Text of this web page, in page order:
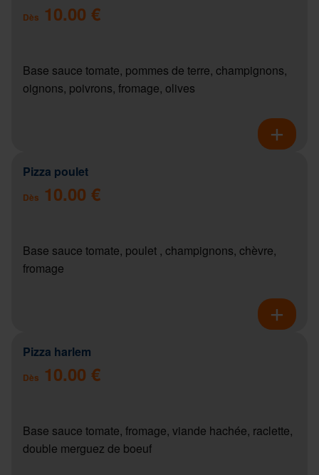
Dès 10.00 €
Base sauce tomate, pommes de terre, champignons,
oignons, poivrons, fromage, olives
Pizza poulet
Dès 10.00 €
Base sauce tomate, poulet , champignons, chèvre,
fromage
Pizza harlem
Dès 10.00 €
Base sauce tomate, fromage, viande hachée, raclette,
double merguez de boeuf